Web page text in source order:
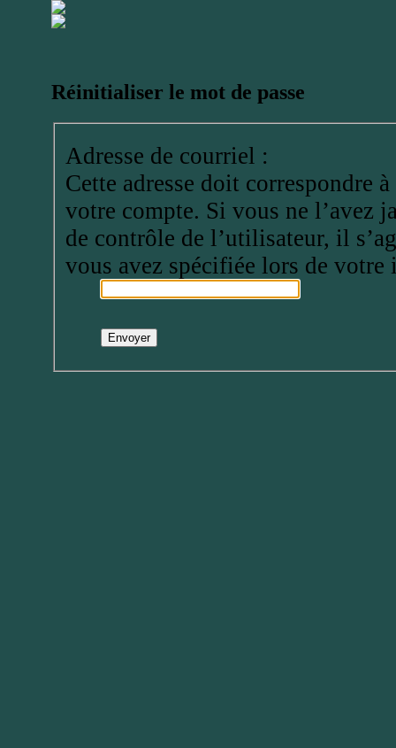
Réinitialiser le mot de passe
Adresse de courriel :
Cette adresse doit correspondre
votre compte. Si vous ne l’avez
de contrôle de l’utilisateur, il
vous avez spécifiée lors de